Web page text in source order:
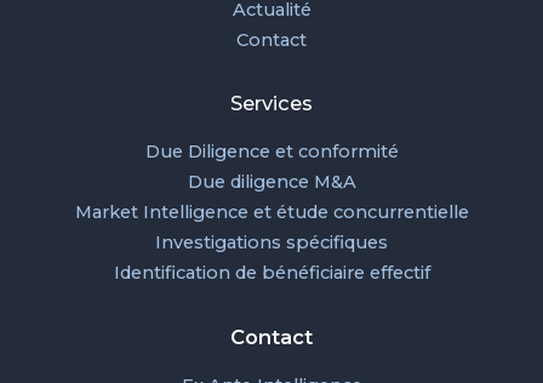
Actualité
Contact
Services
Due Diligence et conformité
Due diligence M&A
Market Intelligence et étude concurrentielle
Investigations spécifiques
Identification de bénéficiaire effectif
Contact